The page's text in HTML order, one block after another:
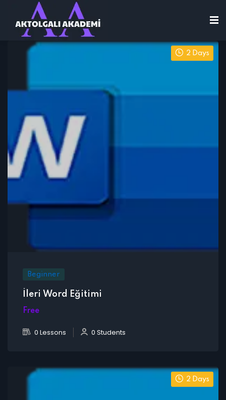
2 Days
Beginner
İleri Word Eğitimi
Free
0 Lessons 0 Students
2 Days